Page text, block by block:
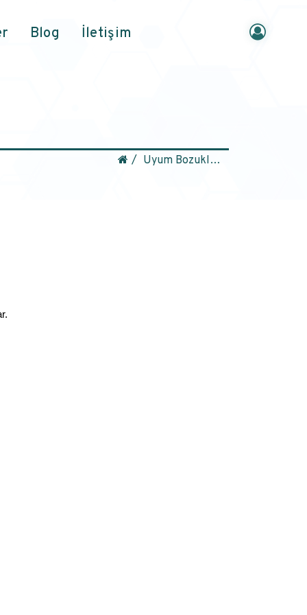
Blog İletişim
Uyum Bozuklukları